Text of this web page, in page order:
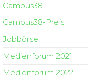
Campus38
Campus38-Preis
Jobbörse
Medienforum 2021
Medienforum 2022